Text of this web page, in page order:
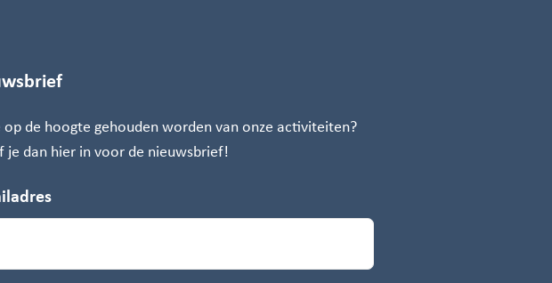
de hoogte gehouden worden van onze activiteiten?
je dan hier in voor de nieuwsbrief!